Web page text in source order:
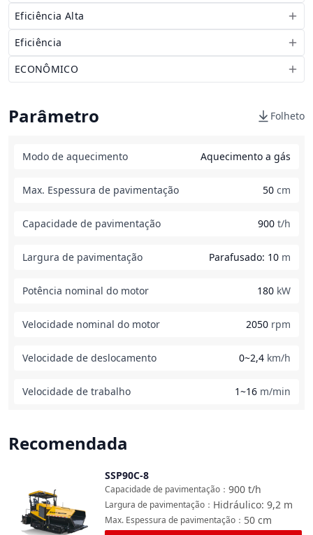
Eficiência Alta
Eficiência
ECONÔMICO
Parâmetro Folheto
Modo de aquecimento Aquecimento a gás
Max. Espessura de pavimentação 50 cm
Capacidade de pavimentação 900 t/h
Largura de pavimentação Parafusado: 10 m
Potência nominal do motor 180 kW
Velocidade nominal do motor 2050 rpm
Velocidade de deslocamento 0~2,4 km/h
Velocidade de trabalho 1~16 m/min
Recomendada
SSP90C-8
900 t/h
Capacidade de pavimentação ：
Hidráulico: 9,2 m
Largura de pavimentação ：
50 cm
Max. Espessura de pavimentação ：